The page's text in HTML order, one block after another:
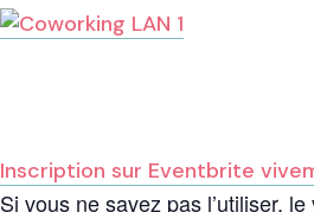
Inscription sur Eventbrite
Si vous ne savez pas l’utiliser,